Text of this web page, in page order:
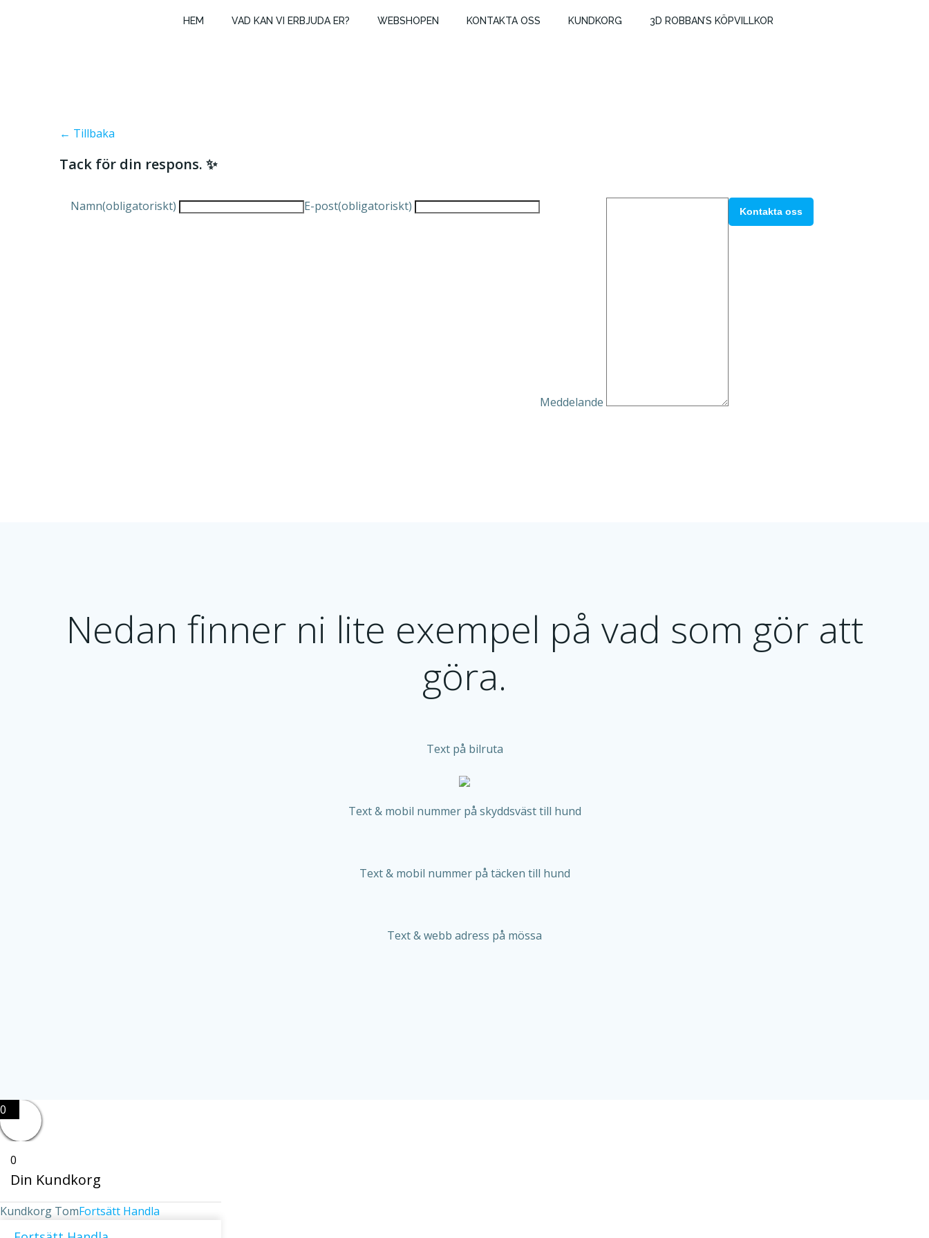
HEM VAD KAN VI ERBJUDA ER? WEBSHOPEN KONTAKTA OSS KUNDKORG 3D ROBBAN’S KÖPVILLKOR
← Tillbaka
Tack för din respons. ✨
Namn(obligatoriskt) E-post(obligatoriskt)
Meddelande
Kontakta oss
Nedan finner ni lite exempel på vad som gör att
göra.
Text på bilruta
Text & mobil nummer på skyddsväst till hund
Text & mobil nummer på täcken till hund
Text & webb adress på mössa
0
0
Din Kundkorg
Kundkorg TomFortsätt Handla